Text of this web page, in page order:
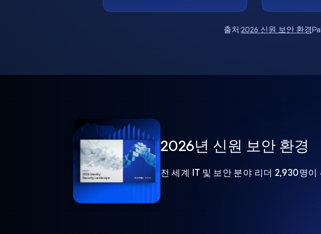
출처:2026 신원 보안 환경
2026년 신원 보안 환경
전 세계 IT 및 보안 분야 리더 2,930명